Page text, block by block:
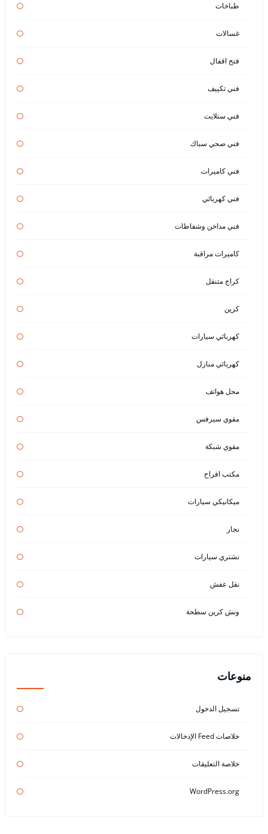
طباخات
غسالات
فتح اقفال
فني تكييف
فني ستلايت
فني صحي سباك
فني كاميرات
فني كهربائي
فني مداخن وشفاطات
كاميرات مراقبة
كراج متنقل
كرين
كهربائي سيارات
كهربائي منازل
محل هواتف
مقوي سيرفس
مقوي شبكة
مكتب افراح
ميكانيكي سيارات
نجار
نشتري سيارات
نقل عفش
ونش كرين سطحة
منوعات
تسجيل الدخول
خلاصات Feed الإدخالات
خلاصة التعليقات
WordPress.org